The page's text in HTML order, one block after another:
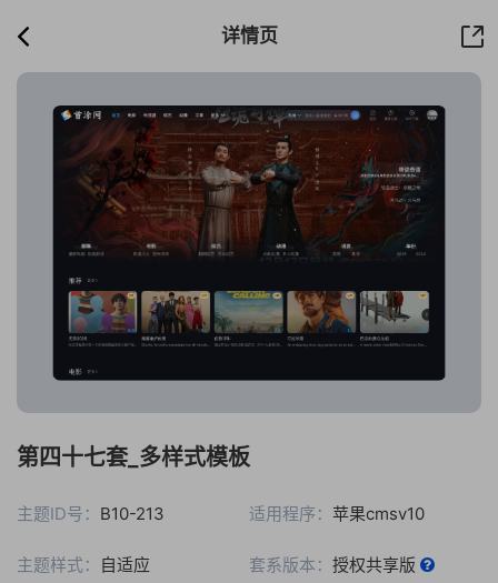
详情页
第四十七套_多样式模板
主题ID号： B10-213 适用程序： 苹果cmsv10
主题样式： 自适应 套系版本： 授权共享版